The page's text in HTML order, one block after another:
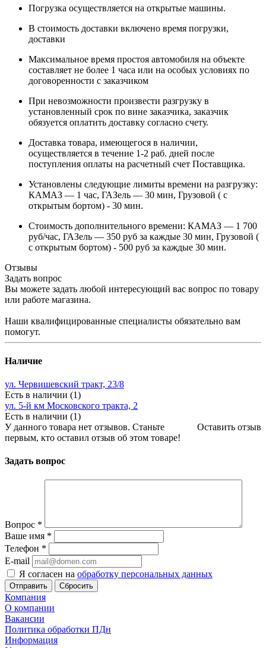
Погрузка осуществляется на открытые машины.
В стоимость доставки включено время погрузки,
доставки
Максимальное время простоя автомобиля на объекте
составляет не более 1 часа или на особых условиях по
договоренности с заказчиком
При невозможности произвести разгрузку в
установленный срок по вине заказчика, заказчик
обязуется оплатить доставку согласно счету.
Доставка товара, имеющегося в наличии,
осуществляется в течение 1-2 раб. дней после
поступления оплаты на расчетный счет Поставщика.
Установлены следующие лимиты времени на разгрузку:
КАМАЗ — 1 час, ГАЗель — 30 мин, Грузовой ( с
открытым бортом) - 30 мин.
Стоимость дополнительного времени: КАМАЗ — 1 700
руб/час, ГАЗель — 350 руб за каждые 30 мин, Грузовой (
с открытым бортом) - 500 руб за каждые 30 мин.
Отзывы
Задать вопрос
Вы можете задать любой интересующий вас вопрос по товару
или работе магазина.
Наши квалифицированные специалисты обязательно вам
помогут.
Наличие
ул. Червишевский тракт, 23/8
Есть в наличии (1)
ул. 5-й км Московского тракта, 2
Есть в наличии (1)
Оставить отзыв
У данного товара нет отзывов. Станьте
первым, кто оставил отзыв об этом товаре!
Задать вопрос
Вопрос *
Ваше имя *
Телефон *
E-mail
Я согласен на обработку персональных данных
Сбросить
Компания
О компании
Вакансии
Политика обработки ПДн
Информация